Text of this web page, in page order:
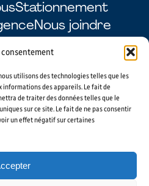
consentement
utilisons des technologies telles que les
des appareils. Le fait de
de traiter des données telles que le
sur ce site. Le fait de ne pas consentir
un effet négatif sur certaines
Stationnement
Nous joindre
InstagramYouTube
DROITS RÉSERVÉS. AGENCE WEB
GÉRER MES COOKIES